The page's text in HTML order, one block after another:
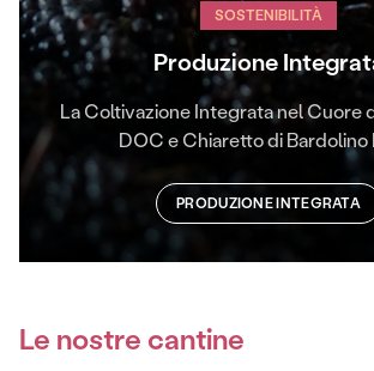
SOSTENIBILITÀ
Produzione
La Coltivazione Integrata nel Cuore
DOC e Chiaretto di Bardolino
PRODUZIONE INTEGRATA
Le nostre cantine